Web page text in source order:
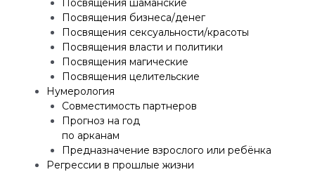
Посвящения шаманские
Посвящения бизнеса/денег
Посвящения сексуальности/красоты
Посвящения власти и политики
Посвящения магические
Посвящения целительские
Нумерология
Совместимость партнеров
Прогноз на год
по арканам
Предназначение взрослого или ребёнка
Регрессии в прошлые жизни